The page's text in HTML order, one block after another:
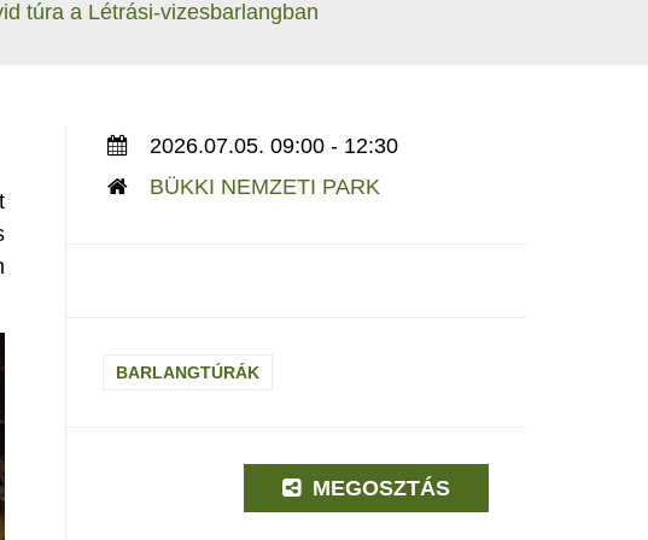
túra a Létrási-vizesbarlangban
2026.07.05. 09:00 - 12:30
BÜKKI NEMZETI PARK
BARLANGTÚRÁK
MEGOSZTÁS